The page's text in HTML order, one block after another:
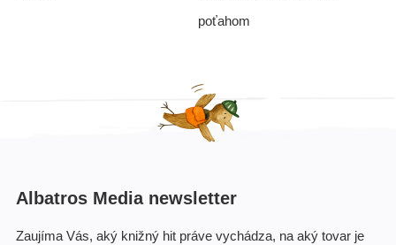
poťahom
Albatros Media newsletter
Zaujíma Vás, aký knižný hit práve vychádza, na aký tovar je